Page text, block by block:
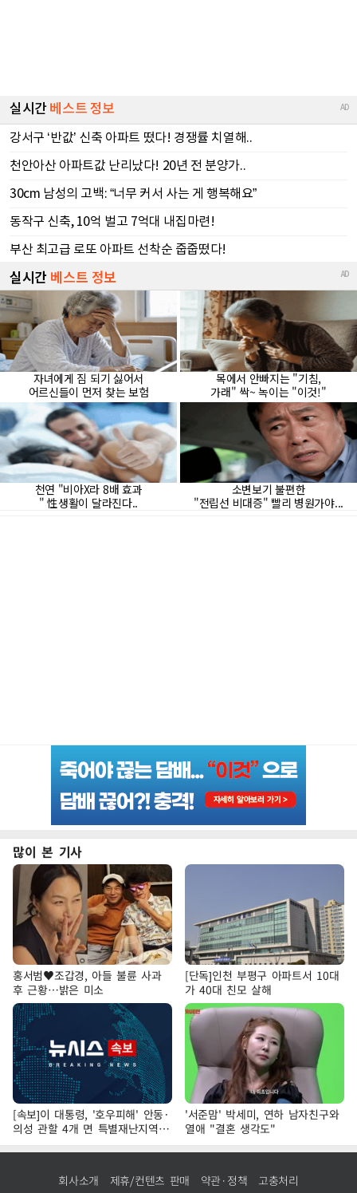
많이 본 기사
홍서범♥조갑경, 아들 불륜 사과
후 근황…밝은 미소
[단독]인천 부평구 아파트서 10대
가 40대 친모 살해
[속보]이 대통령, '호우피해' 안동·
의성 관할 4개 면 특별재난지역
선포
'서준맘' 박세미, 연하 남자친구와
열애 "결혼 생각도"
회사소개 제휴/컨텐츠 판매 약관·정책 고충처리